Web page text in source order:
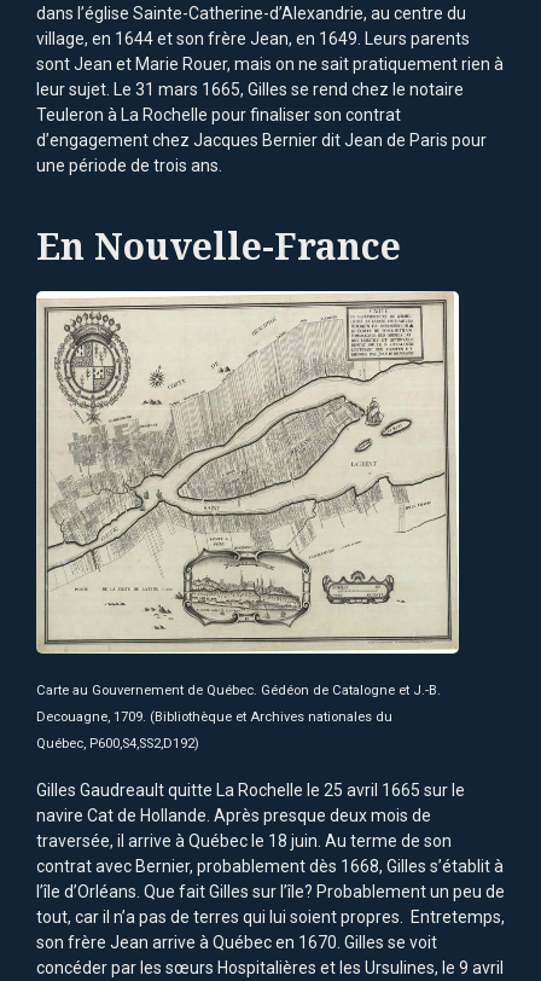
dans l’église Sainte-Catherine-d’Alexandrie, au centre du
village, en 1644 et son frère Jean, en 1649. Leurs parents
sont Jean et Marie Rouer, mais on ne sait pratiquement rien à
leur sujet. Le 31 mars 1665, Gilles se rend chez le notaire
Teuleron à La Rochelle pour finaliser son contrat
d’engagement chez Jacques Bernier dit Jean de Paris pour
une période de trois ans.
En Nouvelle-France
Carte au Gouvernement de Québec. Gédéon de Catalogne et J.-B.
Decouagne, 1709. (Bibliothèque et Archives nationales du
Québec, P600,S4,SS2,D192)
Gilles Gaudreault quitte La Rochelle le 25 avril 1665 sur le
navire Cat de Hollande. Après presque deux mois de
traversée, il arrive à Québec le 18 juin. Au terme de son
contrat avec Bernier, probablement dès 1668, Gilles s’établit à
l’île d’Orléans. Que fait Gilles sur l’île? Probablement un peu de
tout, car il n’a pas de terres qui lui soient propres. Entretemps,
son frère Jean arrive à Québec en 1670. Gilles se voit
concéder par les sœurs Hospitalières et les Ursulines, le 9 avril